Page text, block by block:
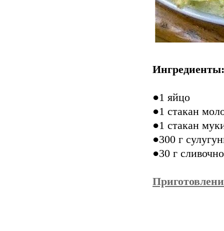
Ингредиенты:
●1 яйцо
●1 стакан
●1 стакан
●300 г
●30 г